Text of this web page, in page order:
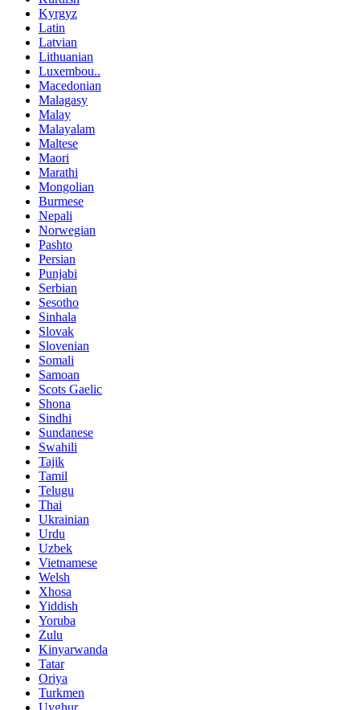
Kyrgyz
Latin
Latvian
Lithuanian
Luxembou..
Macedonian
Malagasy
Malay
Malayalam
Maltese
Maori
Marathi
Mongolian
Burmese
Nepali
Norwegian
Pashto
Persian
Punjabi
Serbian
Sesotho
Sinhala
Slovak
Slovenian
Somali
Samoan
Scots Gaelic
Shona
Sindhi
Sundanese
Swahili
Tajik
Tamil
Telugu
Thai
Ukrainian
Urdu
Uzbek
Vietnamese
Welsh
Xhosa
Yiddish
Yoruba
Zulu
Kinyarwanda
Tatar
Oriya
Turkmen
Uyghur